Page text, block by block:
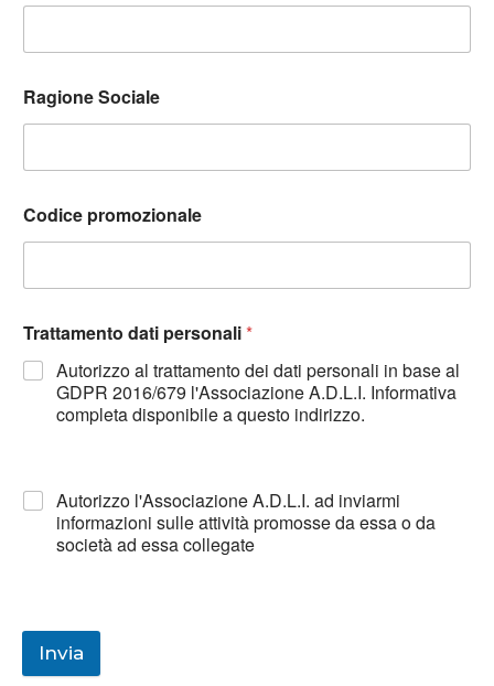
Ragione Sociale
Codice promozionale
Trattamento dati personali*
Autorizzo al trattamento dei dati personali in base al
GDPR 2016/679 l'Associazione A.D.L.I. Informativa
completa disponibile a questo indirizzo.
Autorizzo l'Associazione A.D.L.I. ad inviarmi
informazioni sulle attività promosse da essa o da
società ad essa collegate
Invia